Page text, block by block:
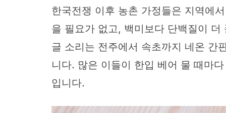
한국전쟁 이후 농촌 가정들은 지역에
을 필요가 없고, 백미보다 단백질이 더
글 소리는 전주에서 속초까지 네온 간
니다. 많은 이들이 한입 베어 물 때마
입니다.